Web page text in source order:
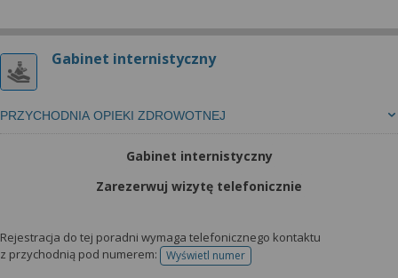
Gabinet internistyczny
PRZYCHODNIA OPIEKI ZDROWOTNEJ
Gabinet internistyczny
Zarezerwuj wizytę telefonicznie
Rejestracja do tej poradni wymaga telefonicznego kontaktu
z przychodnią pod numerem:
Wyświetl numertelefonu do rejestracji